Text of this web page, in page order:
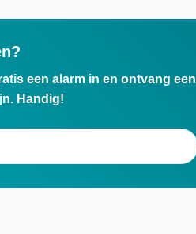
een alarm in en ontvang een
Handig!